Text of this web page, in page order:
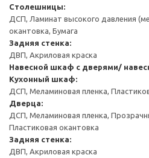
Столешницы:
ДСП, Ламинат высокого давления
окантовка, Бумага
Задняя стенка:
ДВП, Акриловая краска
Навесной шкаф с дверями/
Кухонный шкаф:
ДСП, Меламиновая пленка,
Дверца:
ДСП, Меламиновая пленка,
Пластиковая окантовка
Задняя стенка:
ДВП, Акриловая краска